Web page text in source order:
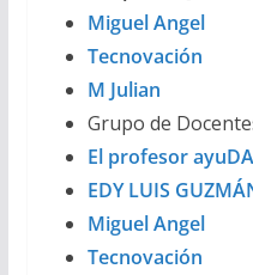
Miguel Angel
Tecnovación
M Julian
Grupo de
El profesor
EDY LUIS
Miguel Angel
Tecnovación